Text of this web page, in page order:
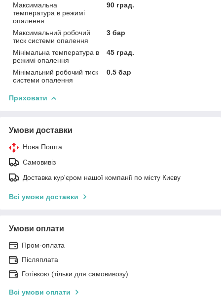
Максимальна
температура в режимі
опалення
90 град.
Максимальний робочий
тиск системи опалення
3 бар
Мінімальна температура в
режимі опалення
45 град.
Мінімальний робочий тиск
системи опалення
0.5 бар
Приховати
Умови доставки
Нова Пошта
Самовивіз
Доставка кур'єром нашої компанії по місту Києву
Всі умови доставки
Умови оплати
Пром-оплата
Післяплата
Готівкою (тільки для самовивозу)
Всі умови оплати